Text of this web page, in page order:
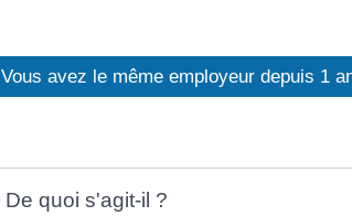
Vous avez le même employeur depuis 1
De quoi s'agit-il ?